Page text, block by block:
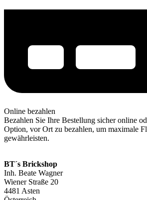
Online bezahlen
Bezahlen Sie Ihre Bestellung sicher online
Option, vor Ort zu bezahlen, um maximale
gewährleisten.
BT´s Brickshop​
Inh. Beate Wagner
Wiener Straße 20
4481 Asten